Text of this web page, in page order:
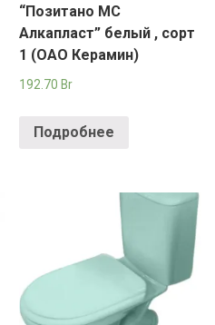
“Позитано МС
Алкапласт” белый , сорт
1 (ОАО Керамин)
192.70 Br
Подробнее